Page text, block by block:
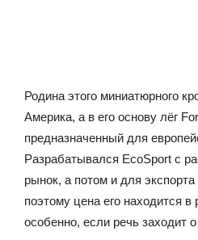
Родина этого миниатюрного
Америка, а в его основу лёг
предназначенный для
Разрабатывался EcoSport с
рынок, а потом и для
поэтому цена его находится
особенно, если речь заходит